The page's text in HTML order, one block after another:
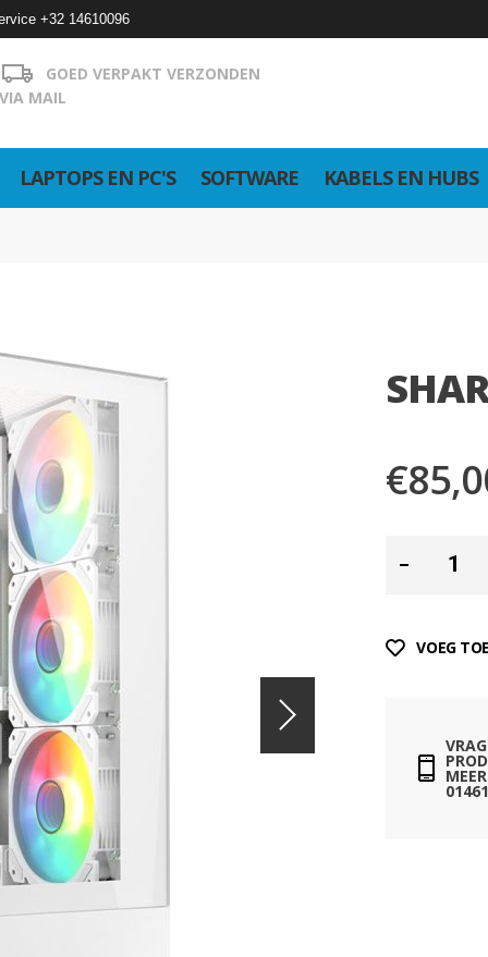
+32 14610096
GOED VERPAKT VERZONDEN
MAIL
LAPTOPS EN PC'S SOFTWARE KABELS EN HUBS
VOEG